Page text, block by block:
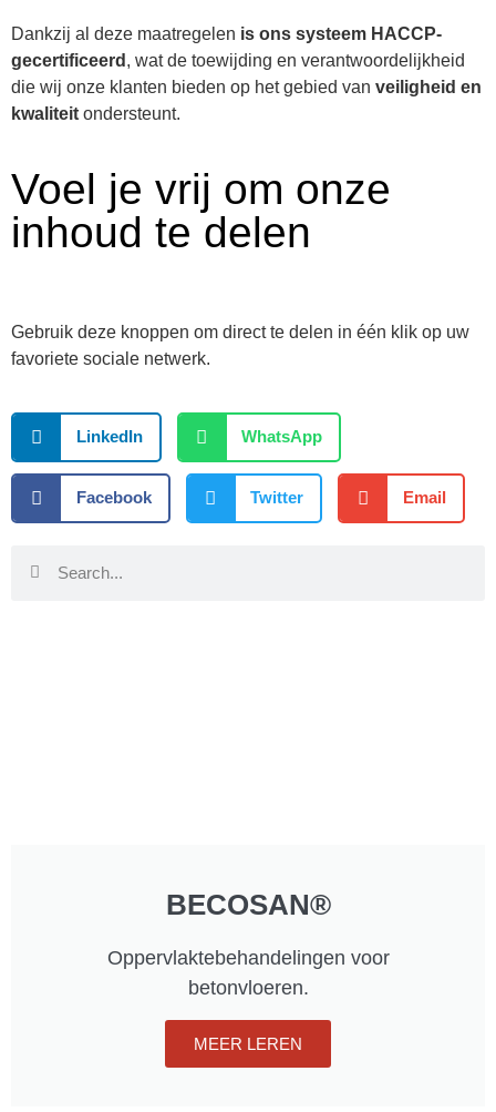
Dankzij al deze maatregelen is ons systeem HACCP-
gecertificeerd , wat de toewijding en verantwoordelijkheid
die wij onze klanten bieden op het gebied van veiligheid en
kwaliteit ondersteunt.
Voel je vrij om onze
inhoud te delen
Gebruik deze knoppen om direct te delen in één klik op uw
favoriete sociale netwerk.
LinkedIn WhatsApp
Facebook Twitter Email
BECOSAN®
Oppervlaktebehandelingen voor
betonvloeren.
MEER LEREN